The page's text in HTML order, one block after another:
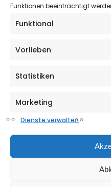
Funktionen beeinträchtigt
Funktional
Vorlieben
Statistiken
Marketing
Dienste verwalten